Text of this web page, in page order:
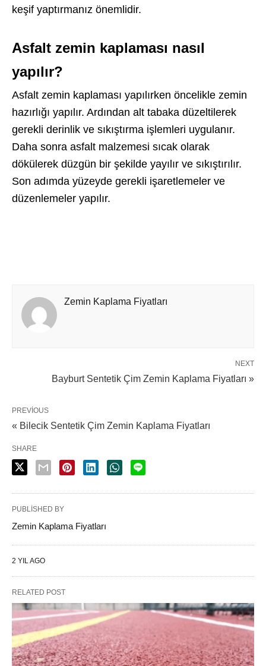
keşif yaptırmanız önemlidir.
Asfalt zemin kaplaması nasıl
yapılır?
Asfalt zemin kaplaması yapılırken öncelikle zemin
hazırlığı yapılır. Ardından alt tabaka düzeltilerek
gerekli derinlik ve sıkıştırma işlemleri uygulanır.
Daha sonra asfalt malzemesi sıcak olarak
dökülerek düzgün bir şekilde yayılır ve sıkıştırılır.
Son adımda yüzeyde gerekli işaretlemeler ve
düzenlemeler yapılır.
Zemin Kaplama Fiyatları
NEXT
Bayburt Sentetik Çim Zemin Kaplama Fiyatları »
PREVIOUS
« Bilecik Sentetik Çim Zemin Kaplama Fiyatları
SHARE
PUBLISHED BY
Zemin Kaplama Fiyatları
2 YIL AGO
RELATED POST